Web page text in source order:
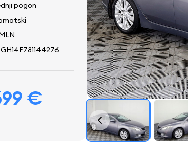
pogon
€